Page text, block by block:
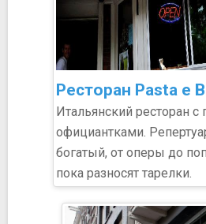
Ресторан Pasta e
Итальянский ресторан
официантками.
богатый, от оперы до
пока разносят тарелки.